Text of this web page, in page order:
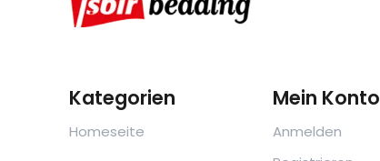
Kategorien
Homeseite
Mein Konto
Anmelden